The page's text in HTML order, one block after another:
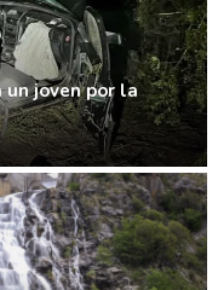
joven por la